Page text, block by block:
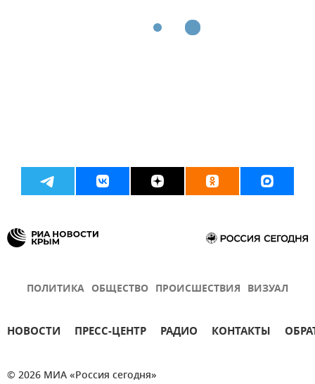
ПОЛИТИКА ОБЩЕСТВО ПРОИСШЕСТВИЯ ВИЗУАЛ
НОВОСТИ ПРЕСС-ЦЕНТР РАДИО КОНТАКТЫ
© 2026 МИА «Россия сегодня»